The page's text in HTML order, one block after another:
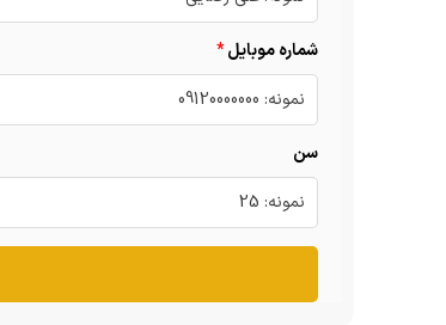
شماره موبایل
سن